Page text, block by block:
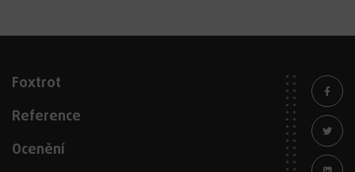
Foxtrot
Reference
Ocenění